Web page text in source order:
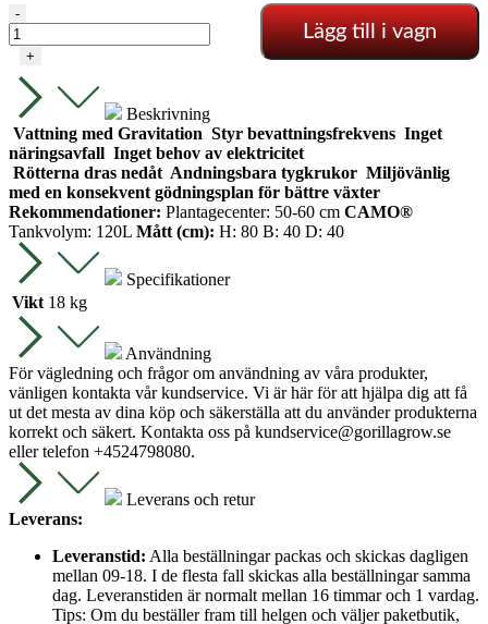
Alien
Easyfeed
kruka
16L
mängd
-
+
Lägg till i vagn
Beskrivning
Vattning med Gravitation Styr bevattningsfrekvens Inget
näringsavfall Inget behov av elektricitet
Rötterna dras nedåt Andningsbara tygkrukor Miljövänlig
med en konsekvent gödningsplan för bättre växter
Rekommendationer: Plantagecenter: 50-60 cm CAMO®
Tankvolym: 120L Mått (cm): H: 80 B: 40 D: 40
Specifikationer
Vikt 18 kg
Användning
För vägledning och frågor om användning av våra produkter,
vänligen kontakta vår kundservice. Vi är här för att hjälpa dig att få
ut det mesta av dina köp och säkerställa att du använder produkterna
korrekt och säkert. Kontakta oss på kundservice@gorillagrow.se
eller telefon +4524798080.
Leverans och retur
Leverans:
Leveranstid: Alla beställningar packas och skickas dagligen
mellan 09-18. I de flesta fall skickas alla beställningar samma
dag. Leveranstiden är normalt mellan 16 timmar och 1 vardag.
Tips: Om du beställer fram till helgen och väljer paketbutik,